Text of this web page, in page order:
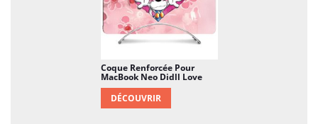
Coque Renforcée Pour
MacBook Neo Didll Love
DÉCOUVRIR